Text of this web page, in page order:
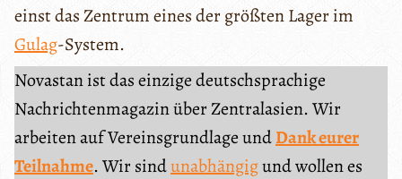
einst das Zentrum eines der größten Lager im
Gulag-System.
Novastan ist das einzige deutschsprachige
Nachrichtenmagazin über Zentralasien. Wir
arbeiten auf Vereinsgrundlage undDank eurer
Teilnahme. Wir sindunabhängigund wollen es